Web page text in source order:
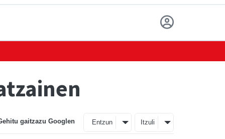
gaitzazu Googlen Entzun Itzuli